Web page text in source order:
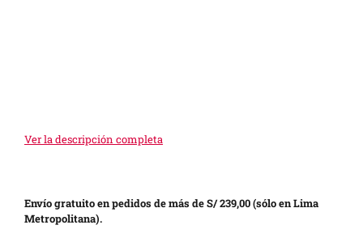
Ver la descripción completa
Envío gratuito en pedidos de más de S/ 239,00 (sólo en Lima
Metropolitana).